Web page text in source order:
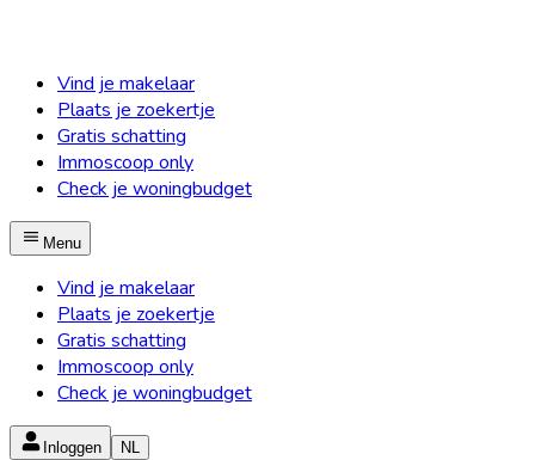
Vind je makelaar
Plaats je zoekertje
Gratis schatting
Immoscoop only
Check je woningbudget
Menu
Vind je makelaar
Plaats je zoekertje
Gratis schatting
Immoscoop only
Check je woningbudget
Inloggen NL